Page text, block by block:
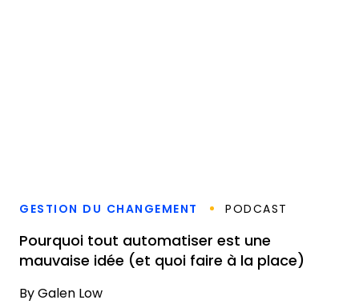
GESTION DU CHANGEMENT PODCAST
Pourquoi tout automatiser est une
mauvaise idée (et quoi faire à la place)
By Galen Low